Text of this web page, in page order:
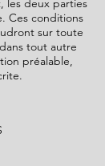
les deux parties
Ces conditions
sur toute
tout autre
préalable,